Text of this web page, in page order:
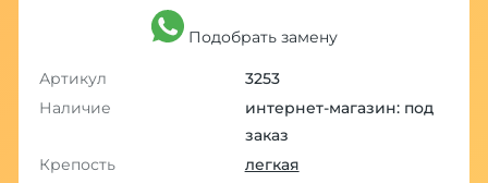
Подобрать замену
Артикул
3253
Наличие
интернет-магазин: под
заказ
Крепость
легкая